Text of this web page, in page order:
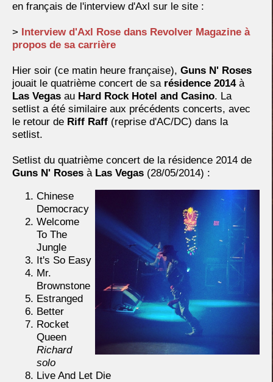
en français de l'interview d'Axl sur le site :
> Interview d'Axl Rose dans Revolver Magazine à
propos de sa carrière
Hier soir (ce matin heure française), Guns N' Roses
jouait le quatrième concert de sa résidence 2014à
Las Vegas au Hard Rock Hotel and Casino. La
setlist a été similaire aux précédents concerts, avec
le retour de Riff Raff (reprise d'AC/DC) dans la
setlist.
Setlist du quatrième concert de la résidence 2014 de
Guns N' Roses à Las Vegas (28/05/2014) :
Chinese
Democracy
Welcome
To The
Jungle
It's So Easy
Mr.
Brownstone
Estranged
Better
Rocket
Queen
Richard
solo
Live And Let Die